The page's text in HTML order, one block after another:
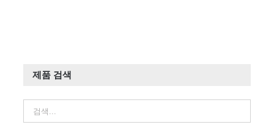
제품 검색